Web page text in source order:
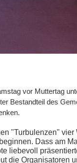
vor Muttertag
Bestandteil des
"Turbulenzen" vier
Dass am
liebevoll
die Organisatoren